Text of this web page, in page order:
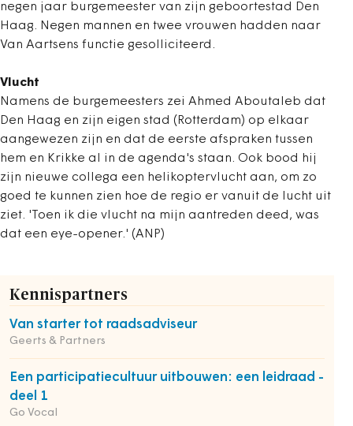
negen jaar burgemeester van zijn geboortestad Den
Haag. Negen mannen en twee vrouwen hadden naar
Van Aartsens functie gesolliciteerd.
Vlucht
Namens de burgemeesters zei Ahmed Aboutaleb dat
Den Haag en zijn eigen stad (Rotterdam) op elkaar
aangewezen zijn en dat de eerste afspraken tussen
hem en Krikke al in de agenda's staan. Ook bood hij
zijn nieuwe collega een helikoptervlucht aan, om zo
goed te kunnen zien hoe de regio er vanuit de lucht uit
ziet. 'Toen ik die vlucht na mijn aantreden deed, was
dat een eye-opener.' (ANP)
Kennispartners
Van starter tot raadsadviseur
Geerts & Partners
Een participatiecultuur uitbouwen: een leidraad -
deel 1
Go Vocal